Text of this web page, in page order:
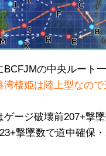
BCFJMの中央ルート
湾棲姫は陸上型なの
ゲージ破壊前207+撃
撃墜数で道中確保